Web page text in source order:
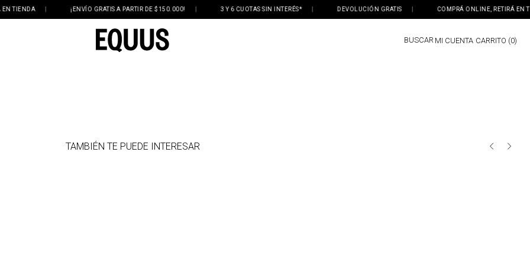
TIENDA | ¡ENVÍO GRATIS A PARTIR DE $150.000! | 3 Y 6 CUOTAS SIN INTERÉS* | DEVOLUCIÓN GRATIS | COMPRÁ ONLINE, RETIRÁ EN
BUSCAR MI CUENTA 0
TAMBIÉN TE PUEDE INTERESAR